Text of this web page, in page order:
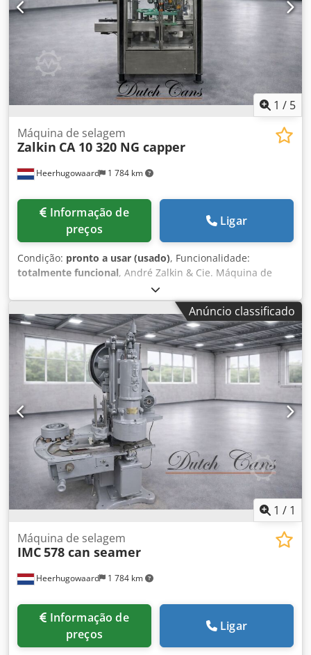
1 / 5
Heerhugowaard 1 784 km
Máquina de selagem
Zalkin CA 10 320 NG capper
preços
Ligar
Condição: pronto a usar (usado), Funcionalidade:
totalmente funcional, André Zalkin & Cie. Máquina de
tampar com 10 cabeças Chsdpfx Amsu Hxw Heuoa Tipo: CA
10 320 NG Com capsulador CA5
Anúncio classificado
1 / 1
Heerhugowaard 1 784 km
Máquina de selagem
IMC578 can seamer
preços
Ligar